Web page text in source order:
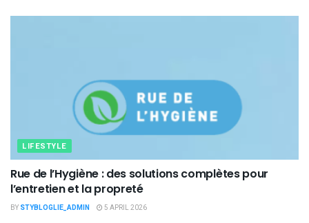
LIFESTYLE
Rue de l’Hygiène : des solutions complètes pour
l’entretien et la propreté
BY STYBLOGLIE_ADMIN 5 APRIL 2026